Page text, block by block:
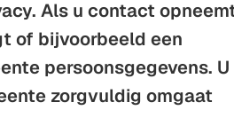
Als u contact
of bijvoorbeeld een
persoonsgegevens. U
zorgvuldig omgaat